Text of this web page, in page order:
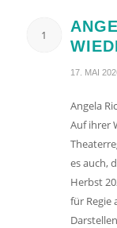
1
17. MAI
Angela
Auf ihrer
es auch,
Herbst
für Regie